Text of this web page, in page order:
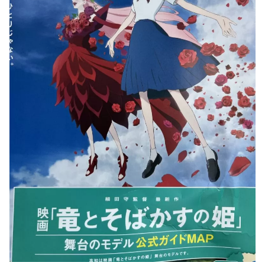
よくある質問
プライバシーポリシー
お問い合わせ
080-1481-9900
メールで予約
WEBで予約